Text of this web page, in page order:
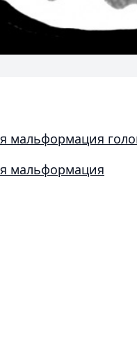
мальформация
мальформация